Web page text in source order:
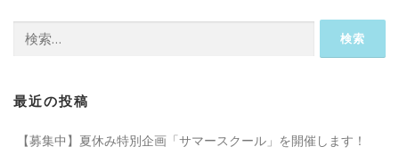
索:
最近の投稿
【募集中】夏休み特別企画「サマースクール」を開催します！